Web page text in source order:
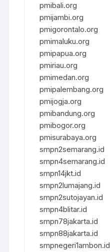
pmibali.org
pmijambi.org
pmigorontalo.org
pmimaluku.org
pmipapua.org
pmiriau.org
pmimedan.org
pmipalembang.org
pmijogja.org
pmibandung.org
pmibogor.org
pmisurabaya.org
smpn2semarang.id
smpn4semarang.id
smpn14jkt.id
smpn2lumajang.id
smpn2sutojayan.id
smpn4blitar.id
smpn78jakarta.id
smpn88jakarta.id
smpnegeri1ambon.id